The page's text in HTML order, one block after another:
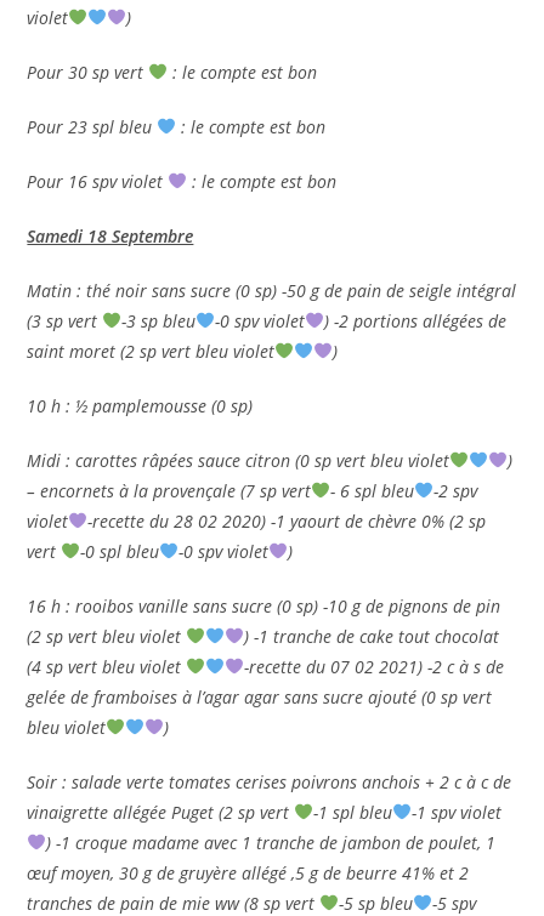
violet
)
Pour 30 sp vert : le compte est bon
Pour 23 spl bleu : le compte est bon
Pour 16 spv violet : le compte est bon
Samedi 18 Septembre
Matin : thé noir sans sucre (0 sp) -50 g de pain de seigle intégral
(3 sp vert
-3 sp bleu -0 spv violet
) -2 portions allégées de
saint moret (2 sp vert bleu violet
)
10 h : ½ pamplemousse (0 sp)
Midi : carottes râpées sauce citron (0 sp vert bleu violet
)
– encornets à la provençale (7 sp vert
- 6 spl bleu
-2 spv
violet
-recette du 28 02 2020) -1 yaourt de chèvre 0% (2 sp
vert
-0 spl bleu -0 spv violet )
16 h : rooibos vanille sans sucre (0 sp) -10 g de pignons de pin
(2 sp vert bleu violet
) -1 tranche de cake tout chocolat
(4 sp vert bleu violet
-recette du 07 02 2021) -2 c à s de
gelée de framboises à l’agar agar sans sucre ajouté (0 sp vert
bleu violet
)
Soir : salade verte tomates cerises poivrons anchois + 2 c à c de
vinaigrette allégée Puget (2 sp vert
-1 spl bleu
-1 spv violet
) -1 croque madame avec 1 tranche de jambon de poulet, 1
œuf moyen, 30 g de gruyère allégé ,5 g de beurre 41% et 2
tranches de pain de mie ww (8 sp vert
-5 sp bleu
-5 spv